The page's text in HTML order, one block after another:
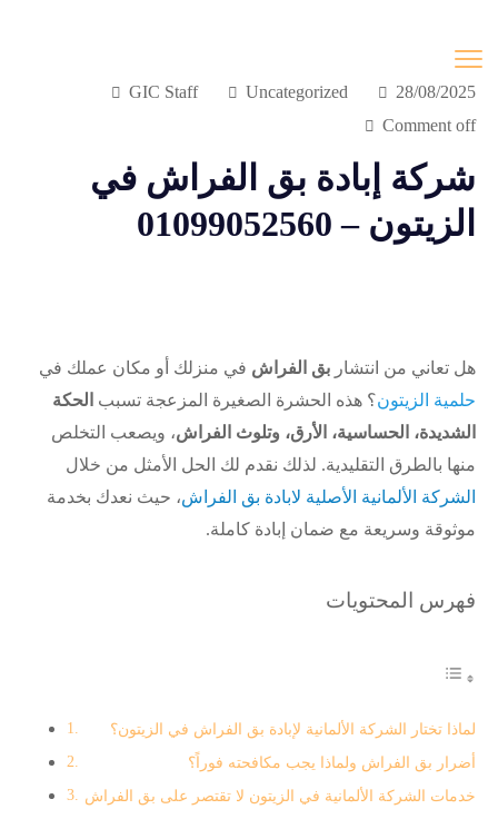
28/08/2025
Uncategorized
GIC Staff
Comment off
شركة إبادة بق الفراش في
الزيتون – 01099052560
هل تعاني من انتشار بق الفراش في منزلك أو مكان عملك في
حلمية الزيتون؟ هذه الحشرة الصغيرة المزعجة تسبب الحكة
الشديدة، الحساسية، الأرق، وتلوث الفراش، ويصعب التخلص
منها بالطرق التقليدية. لذلك نقدم لك الحل الأمثل من خلال
الشركة الألمانية الأصلية لابادة بق الفراش، حيث نعدك بخدمة
موثوقة وسريعة مع ضمان إبادة كاملة.
فهرس المحتويات
لماذا تختار الشركة الألمانية لإبادة بق الفراش في الزيتون؟
أضرار بق الفراش ولماذا يجب مكافحته فوراً؟
خدمات الشركة الألمانية في الزيتون لا تقتصر على بق الفراش